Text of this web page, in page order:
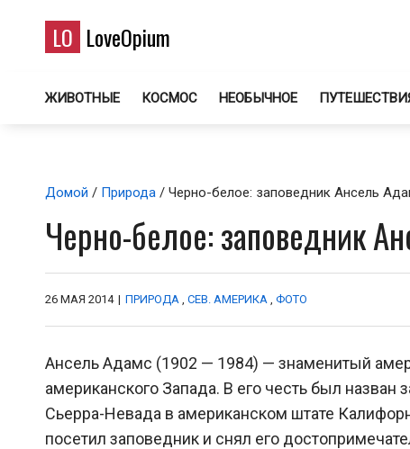
LO LoveOpium
ЖИВОТНЫЕ КОСМОС НЕОБЫЧНОЕ
Домой / Природа / Черно-белое: заповедник Ансель
Черно-белое: заповедник
26 МАЯ 2014 | ПРИРОДА , СЕВ. АМЕРИКА , ФОТО
Ансель Адамс (1902 — 1984) — знаменитый
американского Запада. В его честь был
Сьерра-Невада в американском штате
посетил заповедник и снял его